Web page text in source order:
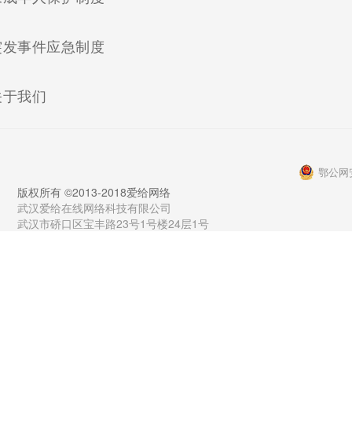
事件应急制度
我们
鄂公网
版权所有 ©2013-2018爱给网络
武汉爱给在线网络科技有限公司
武汉市硚口区宝丰路23号1号楼24层1号